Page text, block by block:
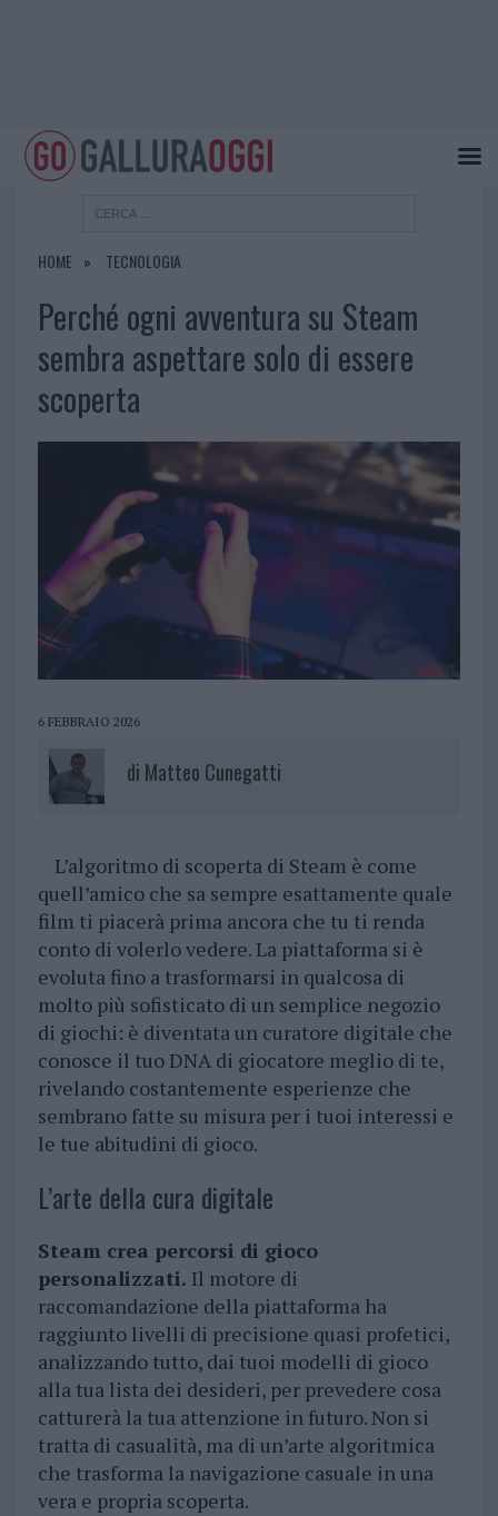
HOME TECNOLOGIA
Perché ogni avventura su Steam
sembra aspettare solo di essere
scoperta
6 FEBBRAIO 2026
di Matteo Cunegatti
L’algoritmo di scoperta di Steam è come
quell’amico che sa sempre esattamente quale
film ti piacerà prima ancora che tu ti renda
conto di volerlo vedere. La piattaforma si è
evoluta fino a trasformarsi in qualcosa di
molto più sofisticato di un semplice negozio
di giochi: è diventata un curatore digitale che
conosce il tuo DNA di giocatore meglio di te,
rivelando costantemente esperienze che
sembrano fatte su misura per i tuoi interessi e
le tue abitudini di gioco.
L’arte della cura digitale
Steam crea percorsi di gioco
personalizzati. Il motore di
raccomandazione della piattaforma ha
raggiunto livelli di precisione quasi profetici,
analizzando tutto, dai tuoi modelli di gioco
alla tua lista dei desideri, per prevedere cosa
catturerà la tua attenzione in futuro. Non si
tratta di casualità, ma di un’arte algoritmica
che trasforma la navigazione casuale in una
vera e propria scoperta.